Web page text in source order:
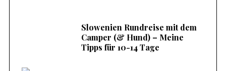
Slowenien Rundreise mit dem
Camper (& Hund) – Meine
Tipps für 10-14 Tage